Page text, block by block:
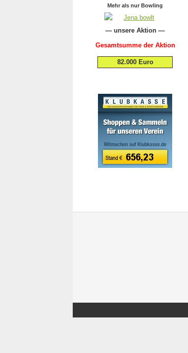
Mehr als nur Bowling
— unsere Aktion —
Gesamtsumme der Aktion
82.000 Euro